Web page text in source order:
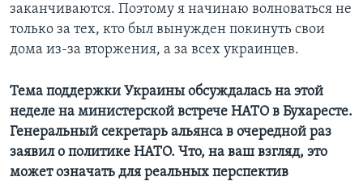
заканчиваются. Поэтому я начинаю волноваться не
только за тех, кто был вынужден покинуть свои
дома из-за вторжения, а за всех украинцев.
Тема поддержки Украины обсуждалась на этой
неделе на министерской встрече НАТО в Бухаресте.
Генеральный секретарь альянса в очередной раз
заявил о политике НАТО. Что, на ваш взгляд, это
может означать для реальных перспектив